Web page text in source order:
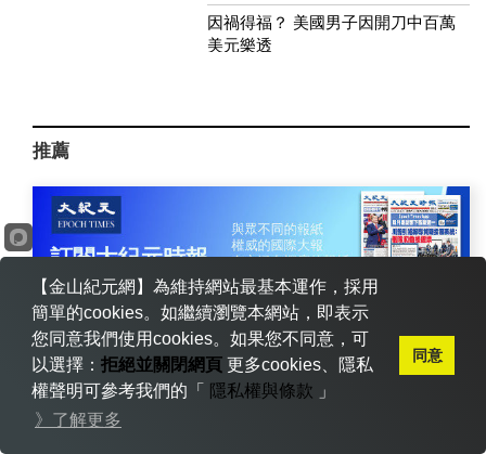
因禍得福？ 美國男子因開刀中百萬
美元樂透
推薦
【金山紀元網】為維持網站最基本運作，採用
簡單的cookies。如繼續瀏覽本網站，即表示
您同意我們使用cookies。如果您不同意，可
以選擇： 拒絕並關閉網頁更多cookies、隱私
權聲明可參考我們的「
隱私權與條款 」
》了解更多
同意